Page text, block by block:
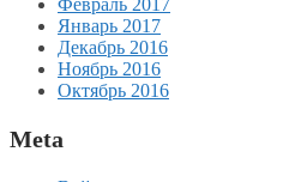
Февраль 2017
Январь 2017
Декабрь 2016
Ноябрь 2016
Октябрь 2016
Meta